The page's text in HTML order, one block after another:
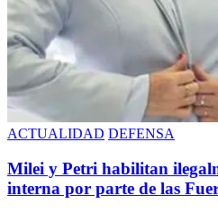
ACTUALIDAD DEFENSA
Milei y Petri habilitan
interna por parte de las